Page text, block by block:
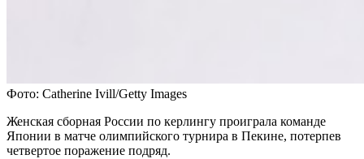
Фото: Catherine Ivill/Getty Images
Женская сборная России по керлингу проиграла команде
Японии в матче олимпийского турнира в Пекине, потерпев
четвертое поражение подряд.